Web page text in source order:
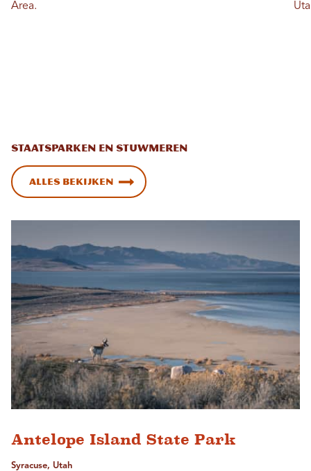
Area.
Staatsparken en stuwmeren
Alles bekijken
Antelope Island State Park
Syracuse, Utah